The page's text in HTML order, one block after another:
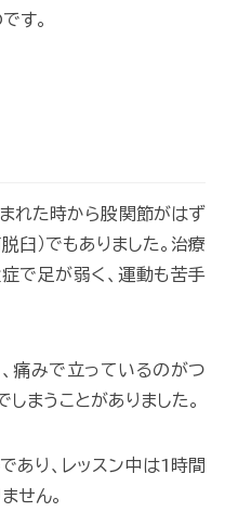
す。
れた時から股関節がはず
臼）でもありました。治療
で足が弱く、運動も苦手
痛みで立っているのがつ
しまうことがありました。
あり、レッスン中は1時間
せん。